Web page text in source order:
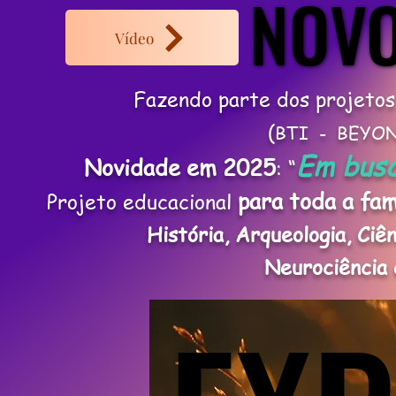
Fazendo parte dos
(BTI -
Novidade em 2025: “Em
Projeto educacional para toda a
História, Arqueologia,
Neurociência
Vídeo